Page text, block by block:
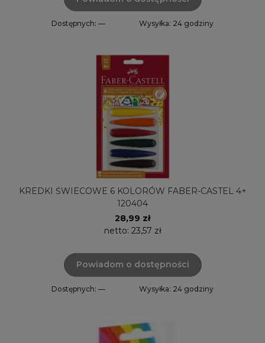
Dostępnych: — Wysyłka: 24 godziny
KREDKI ŚWIECOWE 6 KOLORÓW FABER-CASTEL 4+
120404
28,99 zł
netto: 23,57 zł
Powiadom o dostępności
Dostępnych: — Wysyłka: 24 godziny